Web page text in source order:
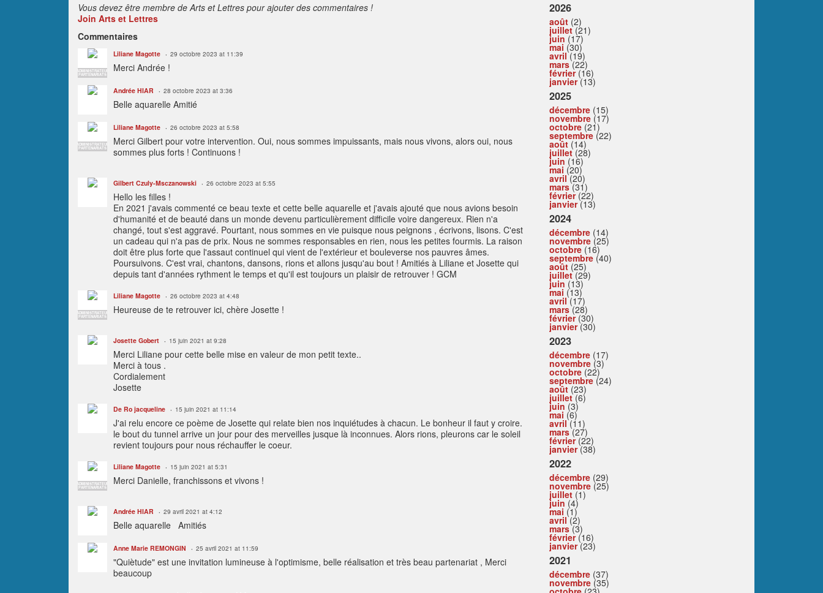
Vous devez être membre de Arts et Lettres pour ajouter des commentaires !
Join Arts et Lettres
Commentaires
ADMINISTRATEUR
PARTENARIATS
Liliane Magotte 29 octobre 2023 at 11:39
Merci Andrée !
Andrée HIAR 28 octobre 2023 at 3:36
Belle aquarelle Amitié
ADMINISTRATEUR
PARTENARIATS
Liliane Magotte 26 octobre 2023 at 5:58
Merci Gilbert pour votre intervention. Oui, nous sommes impuissants, mais nous vivons, alors oui, nous
sommes plus forts ! Continuons !
Gilbert Czuly-Msczanowski 26 octobre 2023 at 5:55
Hello les filles !
En 2021 j'avais commenté ce beau texte et cette belle aquarelle et j'avais ajouté que nous avions besoin
d'humanité et de beauté dans un monde devenu particulièrement difficile voire dangereux. Rien n'a
changé, tout s'est aggravé. Pourtant, nous sommes en vie puisque nous peignons , écrivons, lisons. C'est
un cadeau qui n'a pas de prix. Nous ne sommes responsables en rien, nous les petites fourmis. La raison
doit être plus forte que l'assaut continuel qui vient de l'extérieur et bouleverse nos pauvres âmes.
Poursuivons. C'est vrai, chantons, dansons, rions et allons jusqu'au bout ! Amitiés à Liliane et Josette qui
depuis tant d'années rythment le temps et qu'il est toujours un plaisir de retrouver ! GCM
ADMINISTRATEUR
PARTENARIATS
Liliane Magotte 26 octobre 2023 at 4:48
Heureuse de te retrouver ici, chère Josette !
Josette Gobert 15 juin 2021 at 9:28
Merci Liliane pour cette belle mise en valeur de mon petit texte..
Merci à tous .
Cordialement
Josette
De Ro jacqueline 15 juin 2021 at 11:14
J'ai relu encore ce poème de Josette qui relate bien nos inquiétudes à chacun. Le bonheur il faut y croire.
le bout du tunnel arrive un jour pour des merveilles jusque là inconnues. Alors rions, pleurons car le soleil
revient toujours pour nous réchauffer le coeur.
ADMINISTRATEUR
PARTENARIATS
Liliane Magotte 15 juin 2021 at 5:31
Merci Danielle, franchissons et vivons !
Andrée HIAR 29 avril 2021 at 4:12
Belle aquarelle Amitiés
Anne Marie REMONGIN 25 avril 2021 at 11:59
"Quiètude" est une invitation lumineuse à l'optimisme, belle réalisation et très beau partenariat , Merci
beaucoup
2026
août (2)
juillet(21)
juin (17)
mai (30)
avril(19)
mars(22)
février(16)
janvier(13)
2025
décembre (15)
novembre (17)
octobre (21)
septembre (22)
août (14)
juillet(28)
juin (16)
mai (20)
avril(20)
mars(31)
février(22)
janvier(13)
2024
décembre (14)
novembre (25)
octobre (16)
septembre (40)
août (25)
juillet(29)
juin (13)
mai (13)
avril(17)
mars(28)
février(30)
janvier(30)
2023
décembre (17)
novembre (3)
octobre (22)
septembre (24)
août (23)
juillet(6)
juin (3)
mai (6)
avril(11)
mars(27)
février(22)
janvier(38)
2022
décembre (29)
novembre (25)
juillet (1)
juin (4)
mai (1)
avril(2)
mars(3)
février(16)
janvier(23)
2021
décembre (37)
novembre (35)